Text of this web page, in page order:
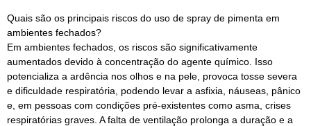
Quais são os principais riscos do uso de spray de pimenta em
ambientes fechados?
Em ambientes fechados, os riscos são significativamente
aumentados devido à concentração do agente químico. Isso
potencializa a ardência nos olhos e na pele, provoca tosse severa
e dificuldade respiratória, podendo levar a asfixia, náuseas, pânico
e, em pessoas com condições pré-existentes como asma, crises
respiratórias graves. A falta de ventilação prolonga a duração e a